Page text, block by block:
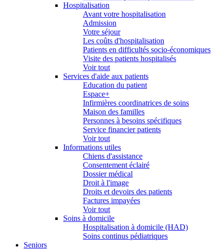
Hospitalisation
Avant votre hospitalisation
Admission
Votre séjour
Les coûts d'hospitalisation
Patients en difficultés socio-économiques
Visite des patients hospitalisés
Voir tout
Services d'aide aux patients
Education du patient
Espace+
Infirmières coordinatrices de soins
Maison des familles
Personnes à besoins spécifiques
Service financier patients
Voir tout
Informations utiles
Chiens d'assistance
Consentement éclairé
Dossier médical
Droit à l'image
Droits et devoirs des patients
Factures impayées
Voir tout
Soins à domicile
Hospitalisation à domicile (HAD)
Soins continus pédiatriques
Seniors